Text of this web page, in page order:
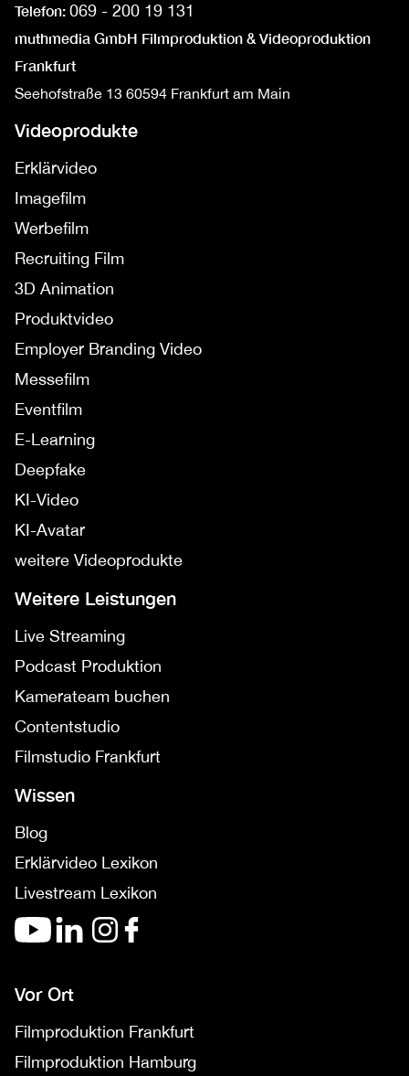
Telefon: 069 - 200 19 131
muthmedia GmbH Filmproduktion & Videoproduktion
Frankfurt
Seehofstraße 13 60594 Frankfurt am Main
Videoprodukte
Erklärvideo
Imagefilm
Werbefilm
Recruiting Film
3D Animation
Produktvideo
Employer Branding Video
Messefilm
Eventfilm
E-Learning
Deepfake
KI-Video
KI-Avatar
weitere Videoprodukte
Weitere Leistungen
Live Streaming
Podcast Produktion
Kamerateam buchen
Contentstudio
Filmstudio Frankfurt
Wissen
Blog
Erklärvideo Lexikon
Livestream Lexikon
Vor Ort
Filmproduktion Frankfurt
Filmproduktion Hamburg